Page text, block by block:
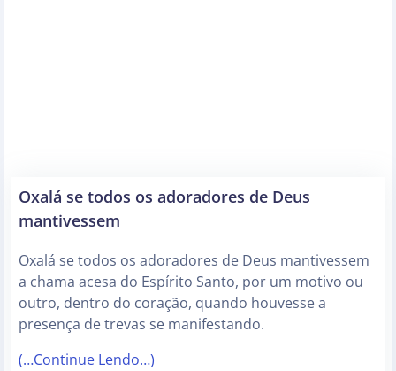
Oxalá se todos os adoradores de Deus
mantivessem
Oxalá se todos os adoradores de Deus mantivessem
a chama acesa do Espírito Santo, por um motivo ou
outro, dentro do coração, quando houvesse a
presença de trevas se manifestando.
(…Continue Lendo…)